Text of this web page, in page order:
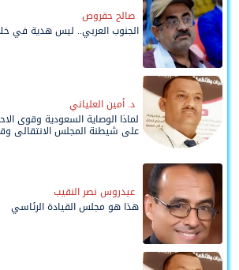
صالح حقروص
الجنوب العربي.. ليس هدية في
د. أمين العلياني
لماذا الوصاية السعودية وقوى
على شيطنة المجلس الانتقالي
وحواضنه الشعبية؟
عيدروس نصر النقيب
هذا هو مجلس القيادة الرئاسي